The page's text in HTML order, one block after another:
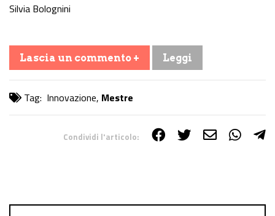
Silvia Bolognini
Lascia un commento + Leggi
Tag: Innovazione, Mestre
Condividi l'articolo: